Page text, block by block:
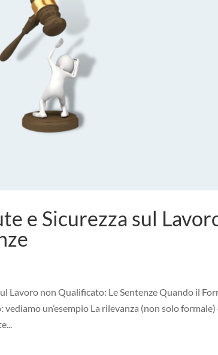
e Sicurezza sul
Lavoro non Qualificato: Le Sentenze Quando il
un’esempio La rilevanza (non solo formale)